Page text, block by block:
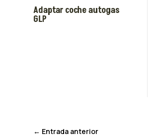
Adaptar coche autogas
GLP
← Entrada anterior